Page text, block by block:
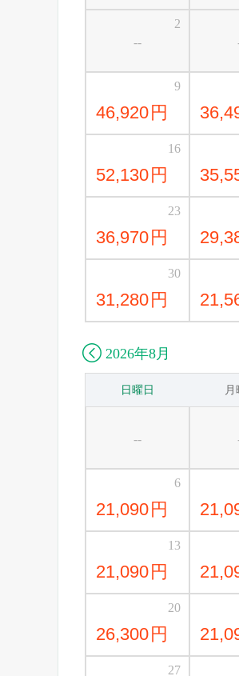
--
2
46,920 円
9
52,130 円
16
36,970 円
23
31,280 円
30
 2026年8月
日曜日 月
--
21,090 円
6
21,090 円
13
26,300 円
20
27